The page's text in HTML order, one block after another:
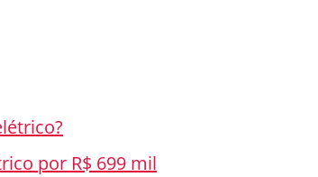
por R$ 699 mil